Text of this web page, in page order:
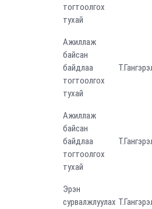
тогтоолгох
тухай
Ажиллаж
байсан
байдлаа
тогтоолгох
тухай
Ажиллаж
байсан
байдлаа
тогтоолгох
тухай
Эрэн
сурвалжлуулах